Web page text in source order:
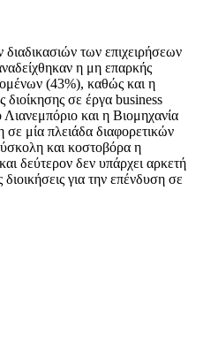
των επιχειρήσεων
η μη επαρκής
(43%), καθώς και η
διοίκησης σε έργα business
και η Βιομηχανία
μία πλειάδα διαφορετικών
και κοστοβόρα η
δεύτερον δεν υπάρχει αρκετή
για την επένδυση σε